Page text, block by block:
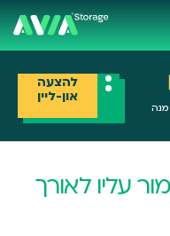
להצעה
און-ליין
עליו לאורך